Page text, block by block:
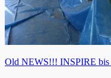
Old NEWS!!! INSPIRE bis